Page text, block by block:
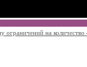
на количество